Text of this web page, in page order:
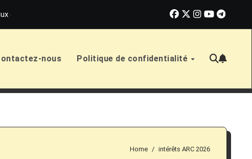
de pensions et prestations au Canada en mai 2026 : dates, montants
nous Politique de confidentialité
Home intérêts ARC 2026